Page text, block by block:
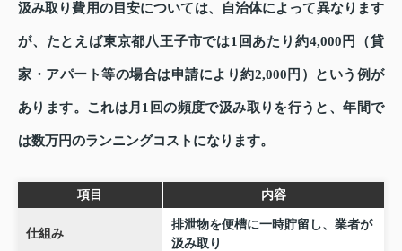
汲み取り費用の目安については、自治体によって異なります
が、たとえば東京都八王子市では1回あたり約4,000円（貸
家・アパート等の場合は申請により約2,000円）という例が
あります。これは月1回の頻度で汲み取りを行うと、年間で
は数万円のランニングコストになります。
項目 内容
仕組み
排泄物を便槽に一時貯留し、業者が
汲み取り